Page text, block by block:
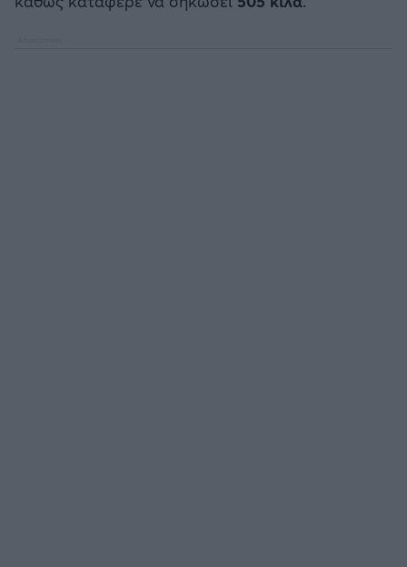
Μάντσεστερ Γιουνάιτεντ